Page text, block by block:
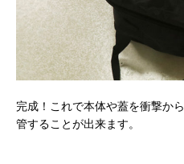
完成！これで本体や蓋を衝撃か
管することが出来ます。